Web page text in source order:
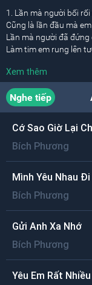
1. Lần mà người bối
Cũng là lần đầu mà
Lần mà người đã
Làm tim em rung lên
[ĐK:]
Cớ sao giờ lại chia xa
Khoảnh khắc tuổi
Người là cánh chim
2. Ôi bao nhiêu ký ức
Điều gì đẹp hơn đây
Hồn nhiên và dại khờ,
Xem thêm
Nghe tiếp
Cớ Sao Giờ Lại
Bích Phương
Mình Yêu Nhau Đi
Bích Phương
Gửi Anh Xa Nhớ
Bích Phương
Yêu Em Rất